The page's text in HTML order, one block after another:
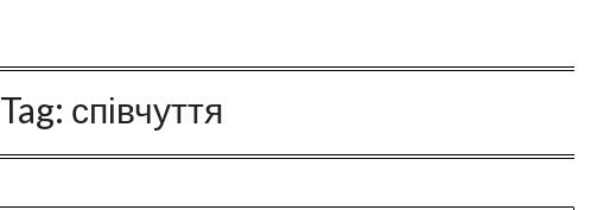
Tag: співчуття